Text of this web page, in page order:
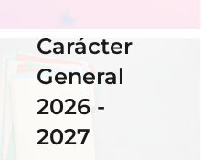
Carácter
General
2026 -
2027
28 Noviembre
2025